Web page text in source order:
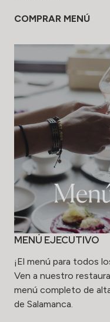
COMPRAR MENÚ
MENÚ EJECUTIVO
¡El menú para todos
Ven a nuestro
menú completo de
de Salamanca.